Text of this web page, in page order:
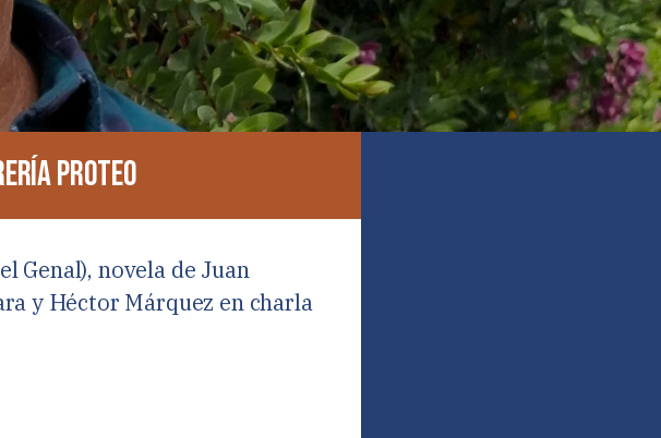
Proteo
Genal), novela de Juan
y Héctor Márquez en charla